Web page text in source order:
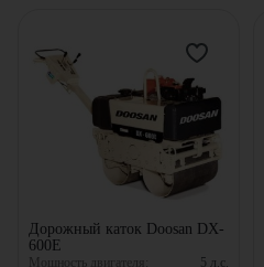
Дорожный каток Doosan DX-
600E
Мощность двигателя: 5 л.с.